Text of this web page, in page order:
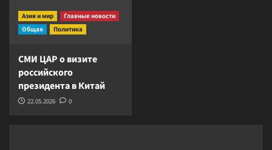
Азия и мир
Главные новости
Общая
Политика
СМИ ЦАР о визите
российского
президента в Китай
22.05.2026 0